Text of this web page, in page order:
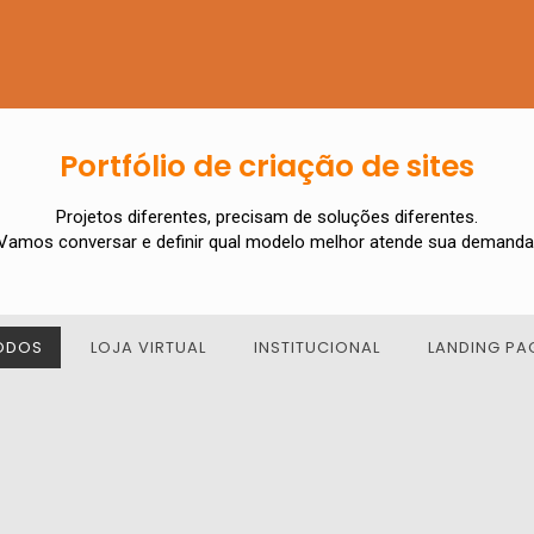
Portfólio de criação de sites
Projetos diferentes, precisam de soluções diferentes.
conversar e definir qual modelo melhor atende sua
LOJA VIRTUAL INSTITUCIONAL LANDING